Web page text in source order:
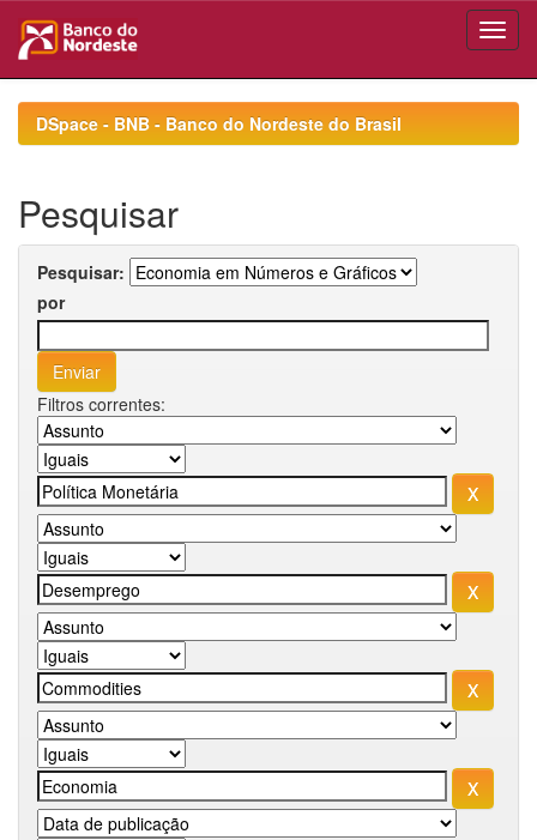
navigationDSpace - BNB - Banco do Nordeste do Brasil
Pesquisar
Pesquisar:
por
Filtros correntes: